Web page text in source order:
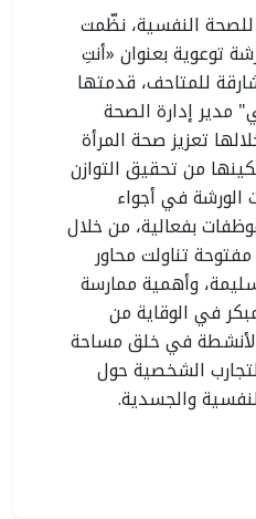
للصحة النفسية، نظّمت
توعوية بعنوان «أنتِ
للمتاحف، قدمتها
مدير إدارة الصحة
تعزيز صحة المرأة
من تحقيق التوازن
الورشة في أجواء
بفعالية، من خلال
تناولت محاور
وأهمية ممارسة
في الوقاية من
في خلق مساحة
الشخصية حول
والجسدية.